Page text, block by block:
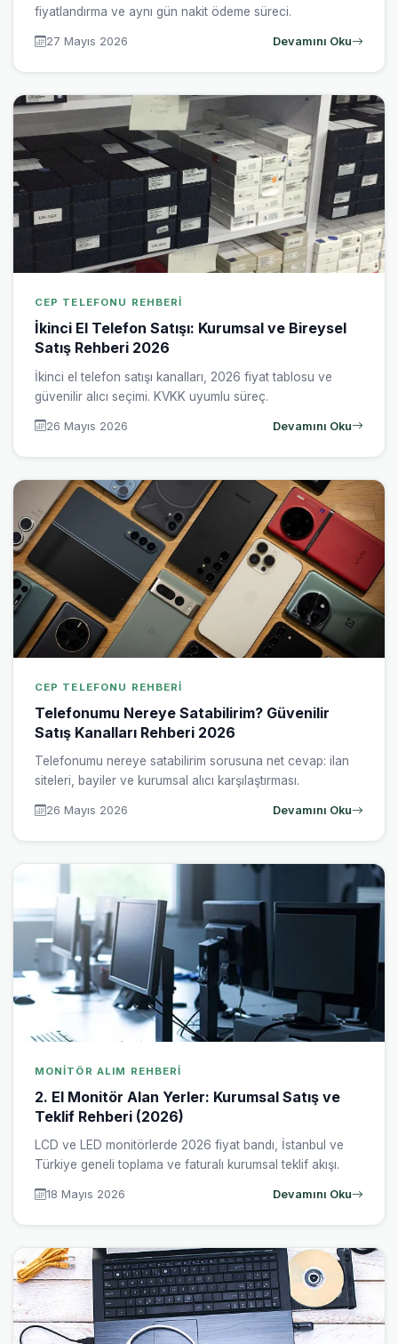
fiyatlandırma ve aynı gün nakit ödeme süreci.
27 Mayıs 2026 Devamını Oku
CEP TELEFONU REHBERI
İkinci El Telefon Satışı: Kurumsal ve Bireysel
Satış Rehberi 2026
İkinci el telefon satışı kanalları, 2026 fiyat tablosu ve
güvenilir alıcı seçimi. KVKK uyumlu süreç.
26 Mayıs 2026 Devamını Oku
CEP TELEFONU REHBERI
Telefonumu Nereye Satabilirim? Güvenilir
Satış Kanalları Rehberi 2026
Telefonumu nereye satabilirim sorusuna net cevap: ilan
siteleri, bayiler ve kurumsal alıcı karşılaştırması.
26 Mayıs 2026 Devamını Oku
MONITÖR ALIM REHBERI
2. El Monitör Alan Yerler: Kurumsal Satış ve
Teklif Rehberi (2026)
LCD ve LED monitörlerde 2026 fiyat bandı, İstanbul ve
Türkiye geneli toplama ve faturalı kurumsal teklif akışı.
18 Mayıs 2026 Devamını Oku